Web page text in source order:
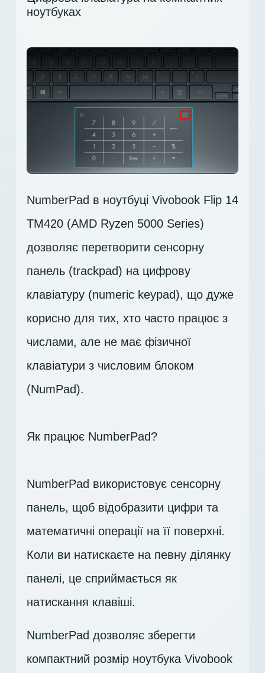
ноутбуках
NumberPad в ноутбуці Vivobook Flip 14
TM420 (AMD Ryzen 5000 Series)
дозволяє перетворити сенсорну
панель (trackpad) на цифрову
клавіатуру (numeric keypad), що дуже
корисно для тих, хто часто працює з
числами, але не має фізичної
клавіатури з числовим блоком
(NumPad).
Як працює NumberPad?
NumberPad використовує сенсорну
панель, щоб відобразити цифри та
математичні операції на її поверхні.
Коли ви натискаєте на певну ділянку
панелі, це сприймається як
натискання клавіші.
NumberPad дозволяє зберегти
компактний розмір ноутбука Vivobook